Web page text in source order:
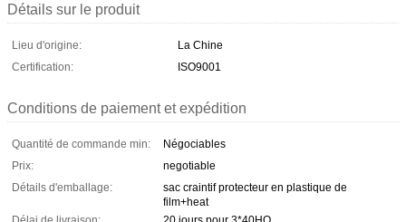
Détails sur le produit
Lieu d'origine:
La Chine
Certification:
ISO9001
Conditions de paiement et expédition
Quantité de commande min:
Négociables
Prix:
negotiable
Détails d'emballage:
sac craintif protecteur en plastique de
film+heat